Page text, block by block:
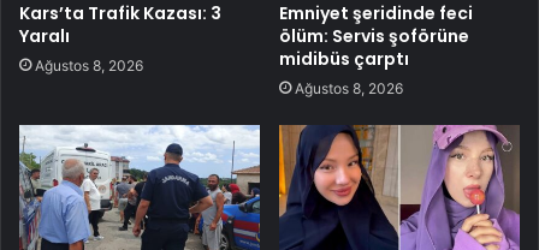
Kars’ta Trafik Kazası: 3
Yaralı
Ağustos 8, 2026
Emniyet şeridinde feci
ölüm: Servis şoförüne
midibüs çarptı
Ağustos 8, 2026